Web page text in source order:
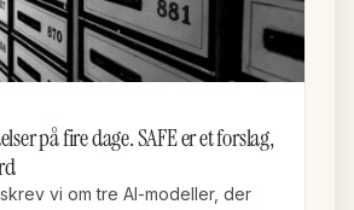
på fire dage. SAFE er et forslag,
vi om tre AI-modeller, der